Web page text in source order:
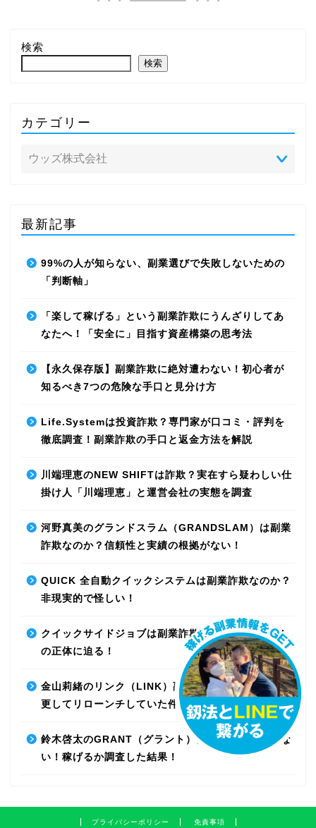
検索
検索
カテゴリー
最新記事
99%の人が知らない、副業選びで失敗しないための
「判断軸」
「楽して稼げる」という副業詐欺にうんざりしてあ
なたへ！「安全に」目指す資産構築の思考法
【永久保存版】副業詐欺に絶対遭わない！初心者が
知るべき7つの危険な手口と見分け方
Life.Systemは投資詐欺？専門家が口コミ・評判を
徹底調査！副業詐欺の手口と返金方法を解説
川端理恵のNEW SHIFTは詐欺？実在すら疑わしい仕
掛け人「川端理恵」と運営会社の実態を調査
河野真美のグランドスラム（GRANDSLAM）は副業
詐欺なのか？信頼性と実績の根拠がない！
QUICK 全自動クイックシステムは副業詐欺なのか？
非現実的で怪しい！
クイックサイドジョブは副業詐欺なのか？最先端AI
の正体に迫る！
金山莉緒のリンク（LINK）副業詐欺！運営会社を変
更してリローンチしていた件！【再編集】
鈴木啓太のGRANT（グラント）は副業詐欺で稼げな
い！稼げるか調査した結果！
プライバシーポリシー 免責事項